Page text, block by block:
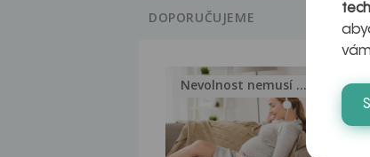
DOPORUČUJEME
Nevolnost nemusí být nutnou...